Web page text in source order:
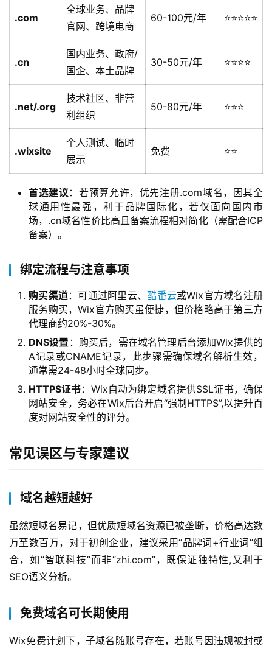
首
页
产
服
务
.com
全球业务、品牌
官网、跨境电商
60-100元/年 ⭐⭐⭐⭐⭐
.cn
国内业务、政府/
国企、本土品牌
30-50元/年 ⭐⭐⭐⭐
.net/.org
技术社区、非营
利组织
50-80元/年 ⭐⭐⭐
.wixsite
个人测试、临时
展示
免费 ⭐⭐
首选建议 ：若预算允许，优先注册.com域名，因其全
球通用性最强，利于品牌国际化，若仅面向国内市
场，.cn域名性价比高且备案流程相对简化（需配合ICP
备案）。
绑定流程与注意事项
购买渠道：可通过阿里云、酷番云或Wix官方域名注册
服务购买，Wix官方购买虽便捷，但价格略高于第三方
代理商约20%-30%。
DNS设置 ：购买后，需在域名管理后台添加Wix提供的
A记录或CNAME记录，此步骤需确保域名解析生效，
通常需24-48小时全球同步。
HTTPS证书：Wix自动为绑定域名提供SSL证书，确保
网站安全，务必在Wix后台开启“强制HTTPS”,以提升百
度对网站安全性的评分。
常见误区与专家建议
域名越短越好
虽然短域名易记，但优质短域名资源已被垄断，价格高达数
万至数百万，对于初创企业，建议采用“品牌词+行业词”组
合，如“智联科技”而非“zhi.com”，既保证独特性,又利于
SEO语义分析。
免费域名可长期使用
Wix免费计划下，子域名随账号存在，若账号因违规被封或